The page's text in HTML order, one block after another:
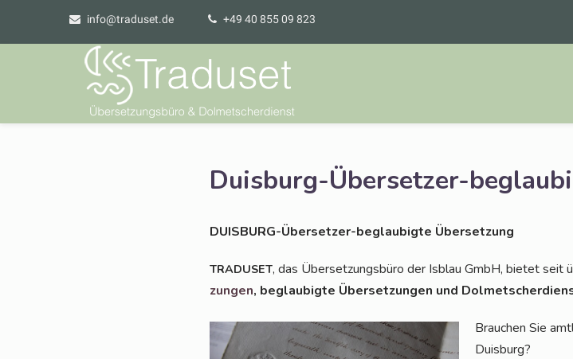
info@traduset.de +49 40 855 09 823
Duisburg-Übersetzer-
DUIS­BURG-Über­set­zer-beglau­big­te Übersetzung
TRADUSET, das Über­set­zungs­bü­ro der Isblau GmbH, bie­tet seit
zun­gen, beglau­big­te Über­set­zun­gen und
Brau­chen Sie
Duisburg?